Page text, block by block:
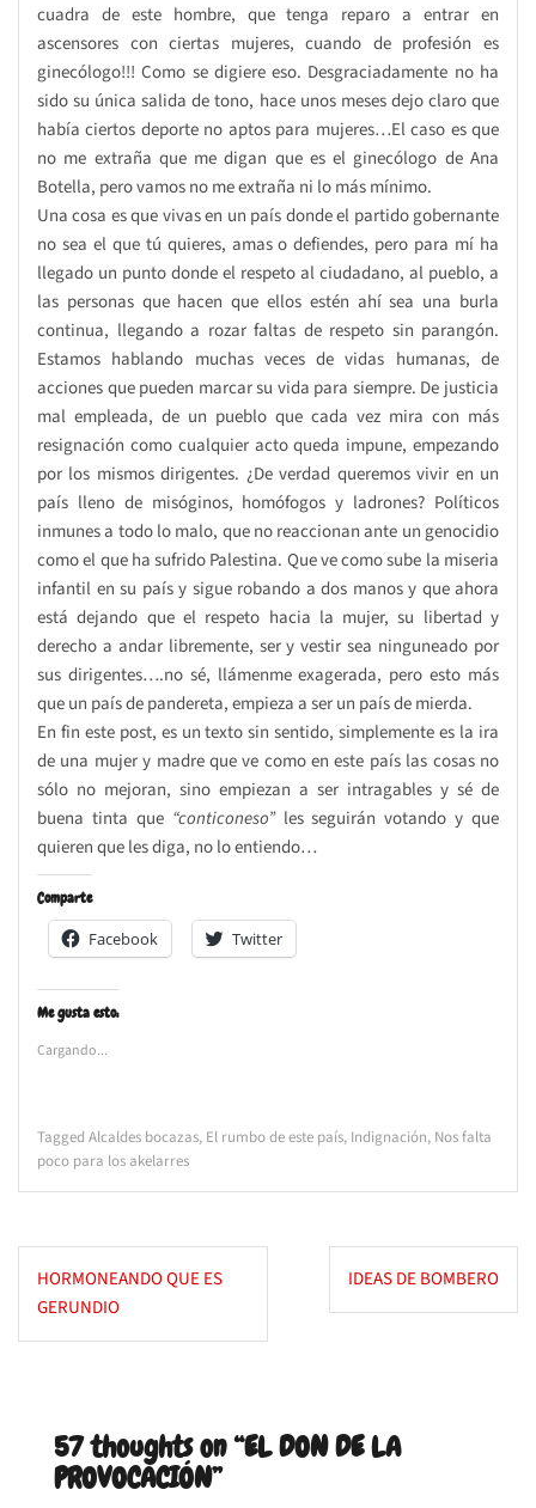
cuadra de este hombre, que tenga reparo a entrar en
ascensores con ciertas mujeres, cuando de profesión es
ginecólogo!!! Como se digiere eso. Desgraciadamente no ha
sido su única salida de tono, hace unos meses dejo claro que
había ciertos deporte no aptos para mujeres…El caso es que
no me extraña que me digan que es el ginecólogo de Ana
Botella, pero vamos no me extraña ni lo más mínimo.
Una cosa es que vivas en un país donde el partido gobernante
no sea el que tú quieres, amas o defiendes, pero para mí ha
llegado un punto donde el respeto al ciudadano, al pueblo, a
las personas que hacen que ellos estén ahí sea una burla
continua, llegando a rozar faltas de respeto sin parangón.
Estamos hablando muchas veces de vidas humanas, de
acciones que pueden marcar su vida para siempre. De justicia
mal empleada, de un pueblo que cada vez mira con más
resignación como cualquier acto queda impune, empezando
por los mismos dirigentes. ¿De verdad queremos vivir en un
país lleno de misóginos, homófogos y ladrones? Políticos
inmunes a todo lo malo, que no reaccionan ante un genocidio
como el que ha sufrido Palestina. Que ve como sube la miseria
infantil en su país y sigue robando a dos manos y que ahora
está dejando que el respeto hacia la mujer, su libertad y
derecho a andar libremente, ser y vestir sea ninguneado por
sus dirigentes….no sé, llámenme exagerada, pero esto más
que un país de pandereta, empieza a ser un país de mierda.
En fin este post, es un texto sin sentido, simplemente es la ira
de una mujer y madre que ve como en este país las cosas no
sólo no mejoran, sino empiezan a ser intragables y sé de
buena tinta que “conticoneso”les seguirán votando y que
quieren que les diga, no lo entiendo…
Comparte
Facebook Twitter
Me gusta esto:
Cargando...
Tagged Alcaldes bocazas, El rumbo de este país, Indignación, Nos falta
poco para los akelarres
Navegación
de
entradas
HORMONEANDO QUE ES
GERUNDIO
IDEAS DE BOMBERO
57 thoughts on “EL DON DE LA
PROVOCACIÓN”